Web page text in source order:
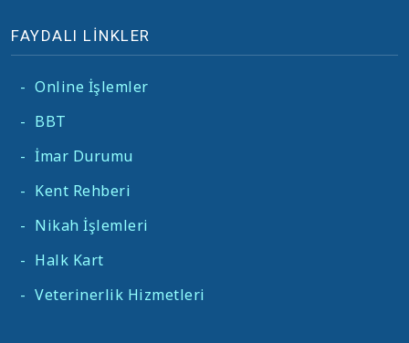
FAYDALI LİNKLER
- Online İşlemler
- BBT
- İmar Durumu
- Kent Rehberi
- Nikah İşlemleri
- Halk Kart
- Veterinerlik Hizmetleri